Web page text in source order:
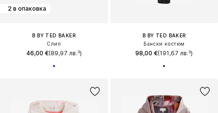
2 в опаковка
B BY TED BAKER
Слип
46,00 €(89,97 лв.³)
B BY TED BAKER
Бански костюм
98,00 €(191,67 лв.³)